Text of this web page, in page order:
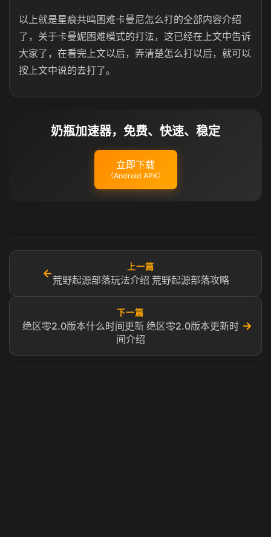
以上就是星痕共鸣困难卡曼尼怎么打的全部内容介绍
了，关于卡曼妮困难模式的打法，这已经在上文中告诉
大家了，在看完上文以后，弄清楚怎么打以后，就可以
按上文中说的去打了。
奶瓶加速器，免费、快速、稳定
立即下载
（Android APK）
←
上一篇
荒野起源部落玩法介绍 荒野起源部落攻略
下一篇
绝区零2.0版本什么时间更新 绝区零2.0版本更新时
间介绍
→